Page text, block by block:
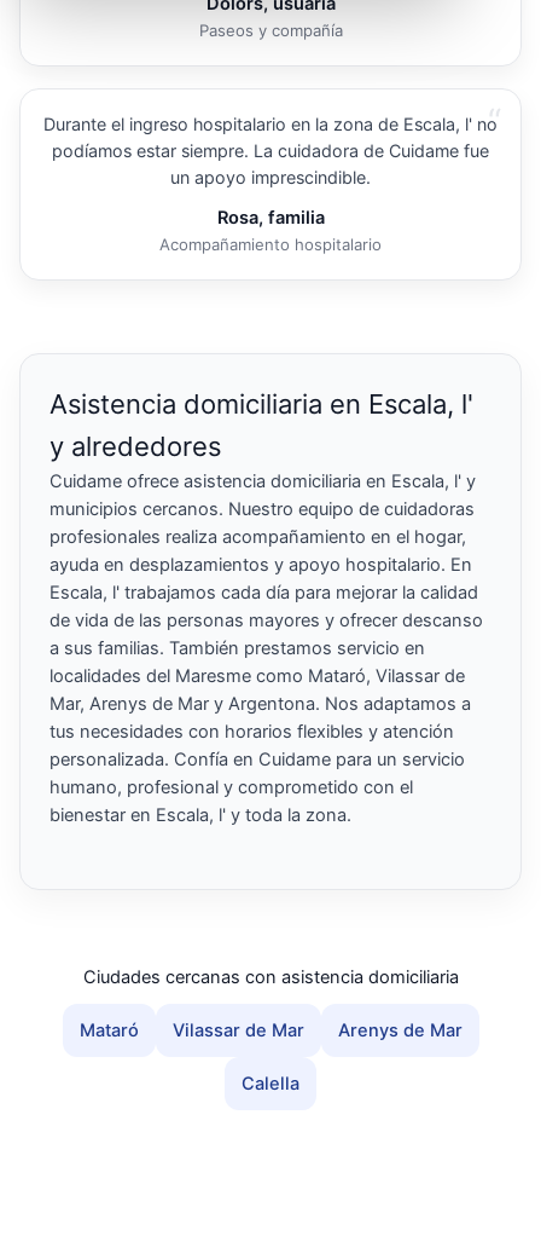
Paseos y compañía
“
Durante el ingreso hospitalario en la zona de Escala, l' no
podíamos estar siempre. La cuidadora de Cuidame fue
un apoyo imprescindible.
Rosa, familia
Acompañamiento hospitalario
Asistencia domiciliaria en Escala, l'
y alrededores
Cuidame ofrece asistencia domiciliaria en Escala, l' y
municipios cercanos. Nuestro equipo de cuidadoras
profesionales realiza acompañamiento en el hogar,
ayuda en desplazamientos y apoyo hospitalario. En
Escala, l' trabajamos cada día para mejorar la calidad
de vida de las personas mayores y ofrecer descanso
a sus familias. También prestamos servicio en
localidades del Maresme como Mataró, Vilassar de
Mar, Arenys de Mar y Argentona. Nos adaptamos a
tus necesidades con horarios flexibles y atención
personalizada. Confía en Cuidame para un servicio
humano, profesional y comprometido con el
bienestar en Escala, l' y toda la zona.
Ciudades cercanas con asistencia domiciliaria
Mataró Vilassar de Mar Arenys de Mar
Calella